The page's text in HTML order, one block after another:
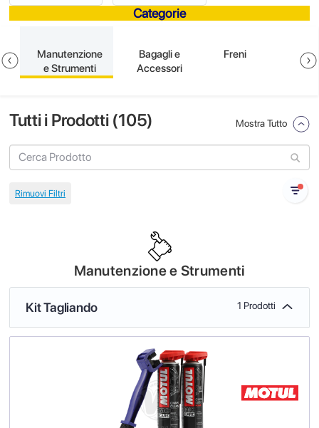
Categorie
Manutenzione
e Strumenti
Bagagli e
Accessori
Freni
Tutti i Prodotti (105) Mostra Tutto
Manutenzione e Strumenti
Kit Tagliando 1 Prodotti